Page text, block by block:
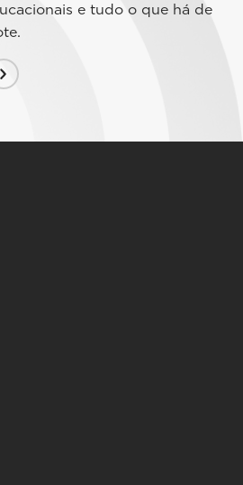
e tudo o que há de